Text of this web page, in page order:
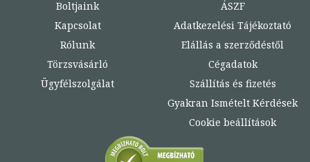
Boltjaink
Kapcsolat
Rólunk
Törzsvásárló
Ügyfélszolgálat
ÁSZF
Adatkezelési Tájékoztató
Elállás a szerződéstől
Cégadatok
Szállítás és fizetés
Gyakran Ismételt Kérdések
Cookie beállítások